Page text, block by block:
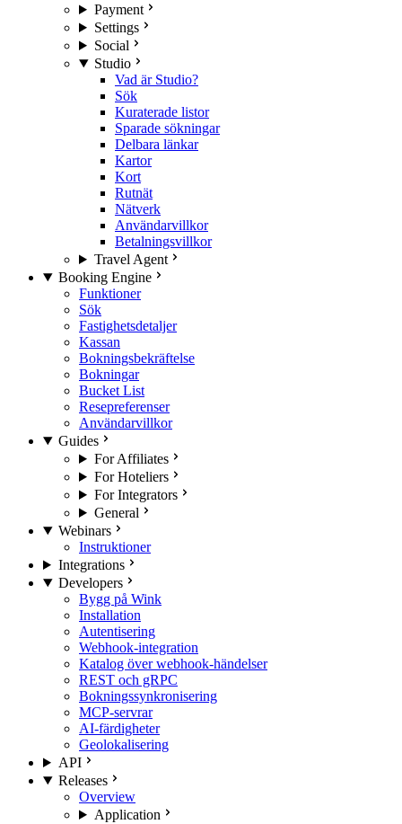
Payment
Settings
Social
Studio
Vad är Studio?
Sök
Kuraterade listor
Sparade sökningar
Delbara länkar
Kartor
Kort
Rutnät
Nätverk
Användarvillkor
Betalningsvillkor
Travel Agent
Booking Engine
Funktioner
Sök
Fastighetsdetaljer
Kassan
Bokningsbekräftelse
Bokningar
Bucket List
Resepreferenser
Användarvillkor
Guides
For Affiliates
For Hoteliers
For Integrators
General
Webinars
Instruktioner
Integrations
Developers
Bygg på Wink
Installation
Autentisering
Webhook-integration
Katalog över webhook-händelser
REST och gRPC
Bokningssynkronisering
MCP-servrar
AI-färdigheter
Geolokalisering
API
Releases
Overview
Application